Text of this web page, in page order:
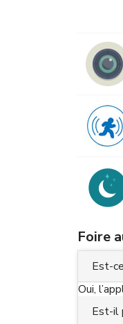
Foire
Est-
Oui,
Est-il